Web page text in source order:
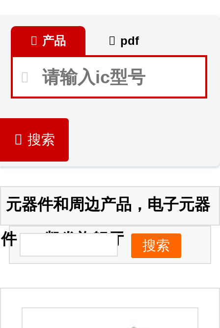
产品 pdf
搜索
元器件和周边产品，电子元器
件 -ag凯发旗舰厅